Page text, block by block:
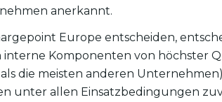
anerkannt.
Europe entscheiden,
Komponenten von höchster
die meisten anderen
unter allen Einsatzbedingungen